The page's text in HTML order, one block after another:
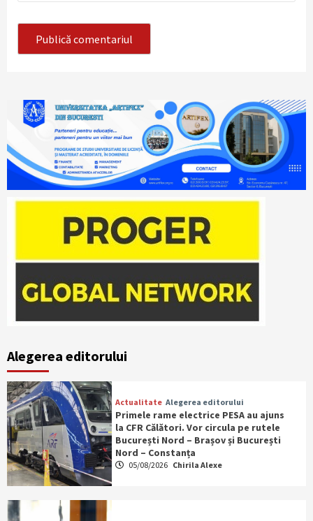
Alegerea editorului
Actualitate Alegerea editorului
Primele rame electrice PESA au ajuns
la CFR Călători. Vor circula pe rutele
București Nord – Brașov și București
Nord – Constanța
05/08/2026 Chirila Alexe